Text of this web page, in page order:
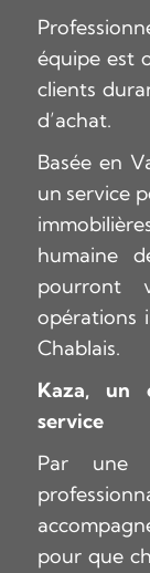
équipe est
clients
d’achat.
Basée en
un service
humaine
pourront
opérations
Chablais.
Kaza, un
service
Par une
pour que